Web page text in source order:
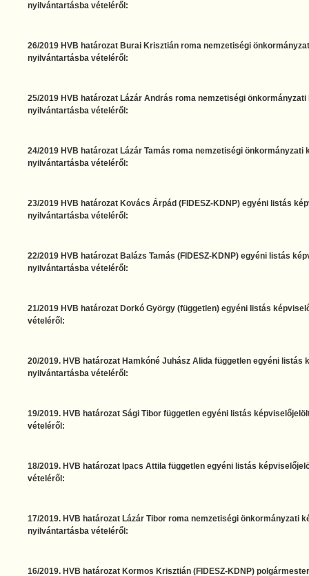
nyilvántartásba vételéről:
26/2019 HVB határozat Burai Krisztián roma nemzetiségi
nyilvántartásba vételéről:
25/2019 HVB határozat Lázár András roma nemzetiségi
nyilvántartásba vételéről:
24/2019 HVB határozat Lázár Tamás roma nemzetiségi önkormányzati
nyilvántartásba vételéről:
23/2019 HVB határozat Kovács Árpád (FIDESZ-KDNP) egyéni listás
nyilvántartásba vételéről:
22/2019 HVB határozat Balázs Tamás (FIDESZ-KDNP) egyéni listás
nyilvántartásba vételéről:
21/2019 HVB határozat Dorkó György (független) egyéni listás
vételéről:
20/2019. HVB határozat Hamkóné Juhász Alida független egyéni listás
nyilvántartásba vételéről:
19/2019. HVB határozat Sági Tibor független egyéni listás
vételéről:
18/2019. HVB határozat Ipacs Attila független egyéni listás
vételéről:
17/2019. HVB határozat Lázár Tibor roma nemzetiségi önkormányzati
nyilvántartásba vételéről:
16/2019. HVB határozat Kormos Krisztián (FIDESZ-KDNP)